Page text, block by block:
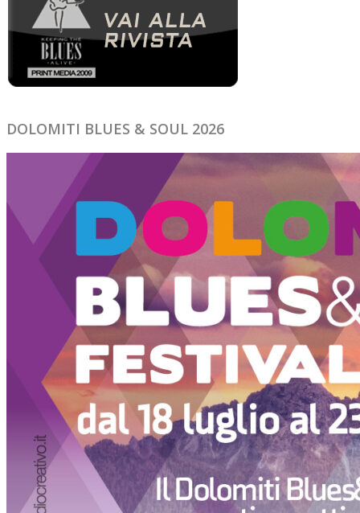
DOLOMITI BLUES & SOUL 2026